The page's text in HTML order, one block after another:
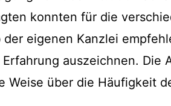
konnten für die
eigenen Kanzlei
auszeichnen. Die
Weise über die Häufigkeit